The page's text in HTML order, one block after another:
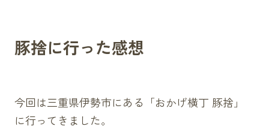
豚捨に行った感想
今回は三重県伊勢市にある「おかげ横丁 豚捨」
に行ってきました。